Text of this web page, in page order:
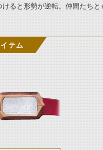
けると形勢が逆転。仲間たちと
テム